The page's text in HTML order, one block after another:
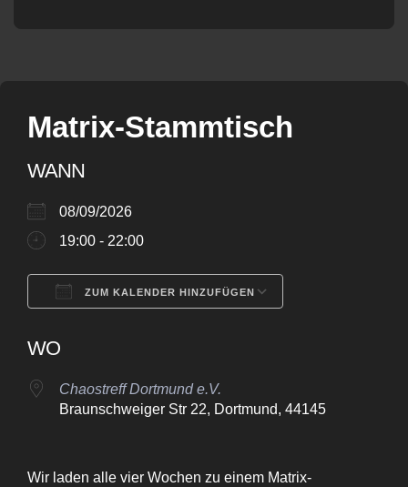
Matrix-Stammtisch
WANN
08/09/2026
19:00 - 22:00
ZUM KALENDER HINZUFÜGEN
WO
Chaostreff Dortmund e.V.
Braunschweiger Str 22, Dortmund, 44145
Wir laden alle vier Wochen zu einem Matrix-